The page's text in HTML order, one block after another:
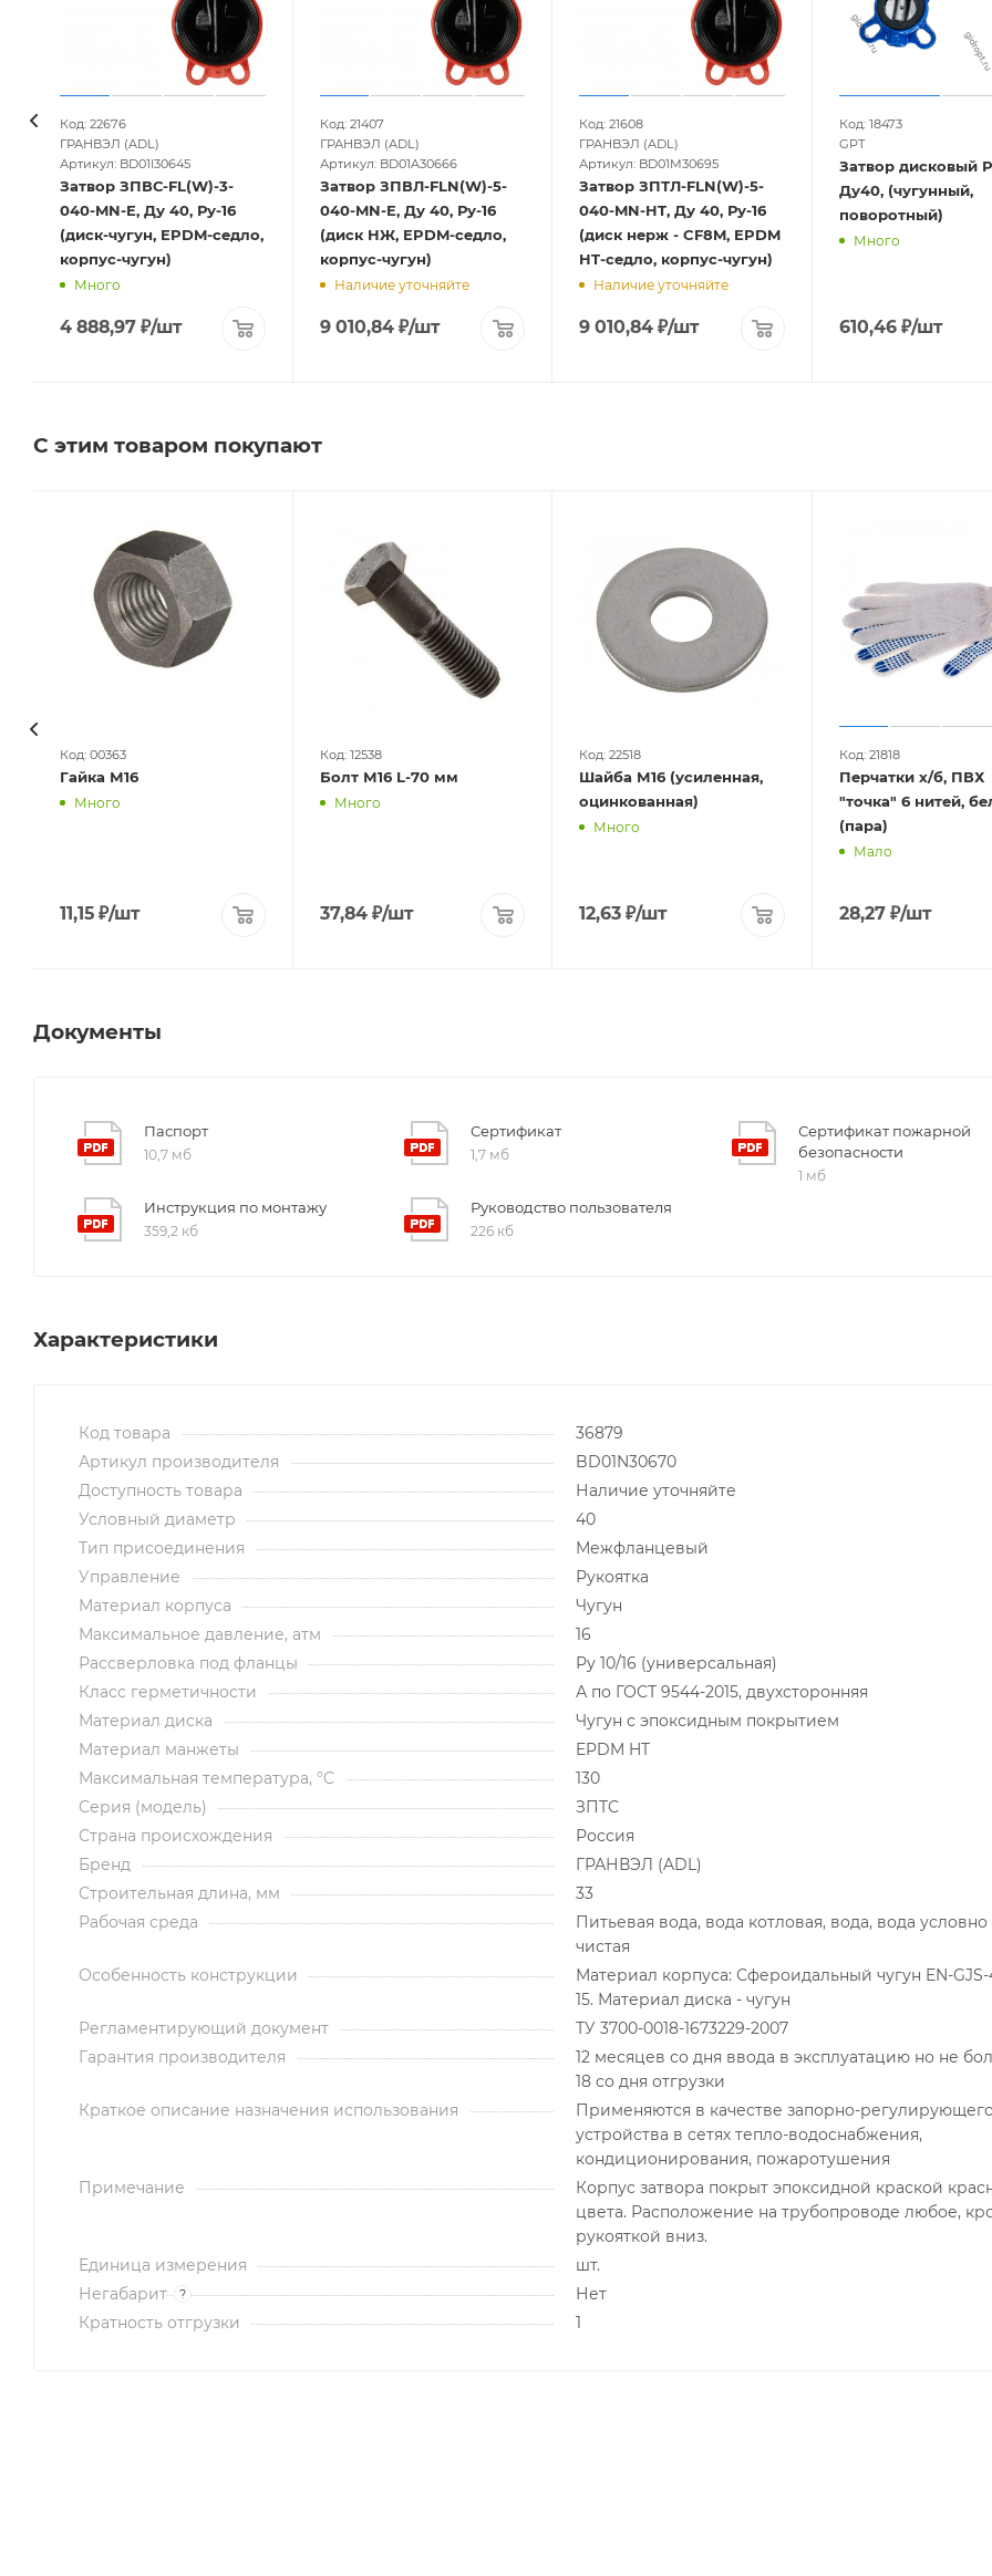
Код: 22676
ГРАНВЭЛ (ADL)
Артикул: BD01I30645
Затвор ЗПВС-FL(W)-3-
040-MN-E, Ду 40, Ру-16
(диск-чугун, EPDM-седло,
корпус-чугун)
Много
4 888,97 ₽/шт
Код: 21407
ГРАНВЭЛ (ADL)
Артикул: BD01A30666
Затвор ЗПВЛ-FLN(W)-5-
040-MN-E, Ду 40, Ру-16
(диск НЖ, EPDM-седло,
корпус-чугун)
Наличие уточняйте
9 010,84₽/шт
Код: 21608
ГРАНВЭЛ (ADL)
Артикул: BD01M30695
Затвор ЗПТЛ-FLN(W)-5-
040-MN-HT, Ду 40, Ру-16
(диск нерж - CF8M, EPDM
HT-седло, корпус-чугун)
Наличие уточняйте
9 010,84 ₽/шт
Код: 18473
GPT
Затвор дисковый
Ду40, (чугунный,
поворотный)
Много
610,46₽/шт
С этим товаром покупают
Код: 00363
Гайка М16
Много
11,15 ₽/шт
Код: 12538
Болт М16 L-70 мм
Много
37,84₽/шт
Код: 22518
Шайба М16 (усиленная,
оцинкованная)
Много
12,63 ₽/шт
Код: 21818
Перчатки х/б, ПВХ
"точка" 6 нитей,
(пара)
Мало
28,27₽/шт
Документы
Паспорт
10,7 мб
Сертификат
1,7 мб
Сертификат пожарной
безопасности
1 мб
Инструкция по монтажу
359,2 кб
Руководство пользователя
226 кб
Характеристики
Код товара
36879
Артикул производителя
BD01N30670
Доступность товара
Наличие уточняйте
Условный диаметр
40
Тип присоединения
Межфланцевый
Управление
Рукоятка
Материал корпуса
Чугун
Максимальное давление, атм
16
Рассверловка под фланцы
Ру 10/16 (универсальная)
Класс герметичности
А по ГОСТ 9544-2015, двухсторонняя
Материал диска
Чугун с эпоксидным покрытием
Материал манжеты
EPDM HT
Максимальная температура, °C
130
Серия (модель)
ЗПТС
Страна происхождения
Россия
Бренд
ГРАНВЭЛ (ADL)
Строительная длина, мм
33
Рабочая среда
Питьевая вода, вода котловая, вода, вода условно
чистая
Особенность конструкции
Материал корпуса: Сфероидальный чугун EN-
15. Материал диска - чугун
Регламентирующий документ
ТУ 3700-0018-1673229-2007
Гарантия производителя
12 месяцев со дня ввода в эксплуатацию но не
18 со дня отгрузки
Краткое описание назначения использования
Применяются в качестве запорно-
устройства в сетях тепло-водоснабжения,
кондиционирования, пожаротушения
Примечание
Корпус затвора покрыт эпоксидной краской
цвета. Расположение на трубопроводе любое,
рукояткой вниз.
Единица измерения
шт.
Негабарит
?
Нет
Кратность отгрузки
1